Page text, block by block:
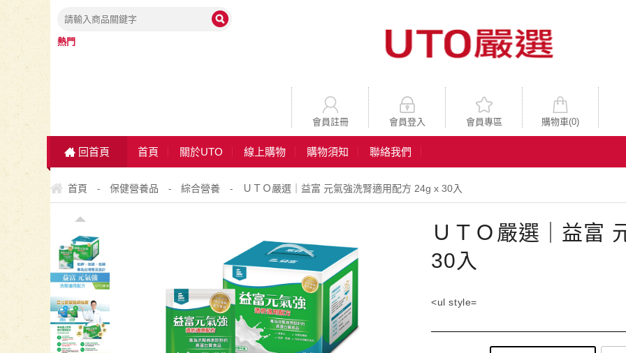
熱門
會員註冊 會員登入 會員專區 購物車(0)
回首頁 首頁 關於UTO 線上購物 購物須知 聯絡我們
首頁 - 保健營養品 - 綜合營養 - ＵＴＯ嚴選｜益富 元氣強洗腎適用配方 24g x 30入
ＵＴＯ嚴選｜益富
30入
<ul style=